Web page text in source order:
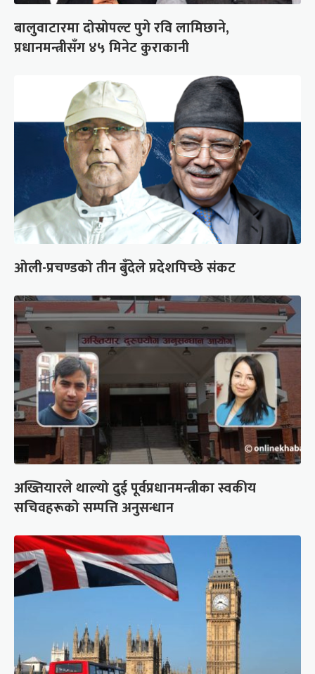
बालुवाटारमा दोस्रोपल्ट पुगे रवि लामिछाने,
प्रधानमन्त्रीसँग ४५ मिनेट कुराकानी
ओली-प्रचण्डको तीन बुँदेले प्रदेशपिच्छे संकट
अख्तियारले थाल्यो दुई पूर्वप्रधानमन्त्रीका स्वकीय
सचिवहरूको सम्पत्ति अनुसन्धान